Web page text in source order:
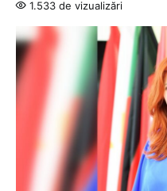
1.533 de vizualizări